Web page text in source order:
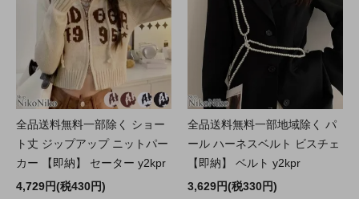
全品送料無料一部除く ショー
ト丈 ジップアップ ニットパー
カー 【即納】 セーター y2kpr
4,729円(税430円)
全品送料無料一部地域除く パ
ール ハーネスベルト ビスチェ
【即納】 ベルト y2kpr
3,629円(税330円)